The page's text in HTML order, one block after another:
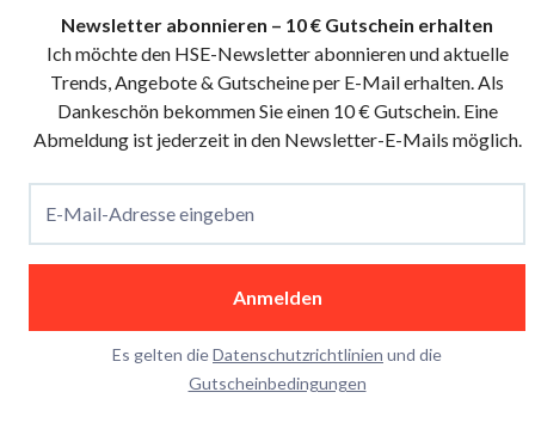
Newsletter abonnieren – 10 € Gutschein erhalten
Ich möchte den HSE-Newsletter abonnieren und aktuelle
Trends, Angebote & Gutscheine per E-Mail erhalten. Als
Dankeschön bekommen Sie einen 10 € Gutschein. Eine
Abmeldung ist jederzeit in den Newsletter-E-Mails möglich.
E-Mail-Adresse eingeben
Anmelden
Es gelten dieDatenschutzrichtlinien und die
Gutscheinbedingungen